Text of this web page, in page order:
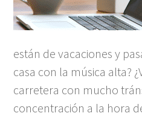
están de vacaciones y
casa con la música alta?
carretera con mucho
concentración a la hora